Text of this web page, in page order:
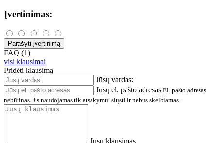
Įvertinimas:
Parašyti įvertinimą
FAQ (1)
visi klausimai
Pridėti klausimą
Jūsų vardas:
Jūsų el. pašto adresas El. pašto adresas
nebūtinas. Jis naudojamas tik atsakymui siųsti ir nebus skelbiamas.
Jūsų klausimas